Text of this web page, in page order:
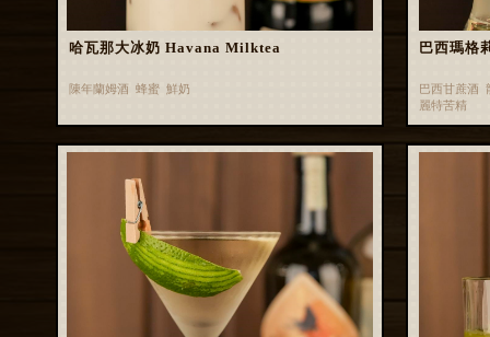
哈瓦那大冰奶 Havana Milktea
陳年蘭姆酒 蜂蜜 鮮奶
巴西瑪
巴西甘蔗酒
麗特苦精